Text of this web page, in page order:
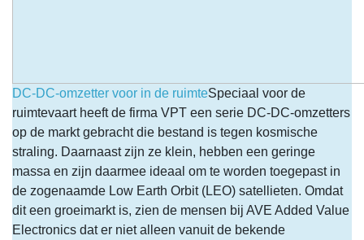
DC-DC-omzetter voor in de ruimteSpeciaal voor de
ruimtevaart heeft de firma VPT een serie DC-DC-omzetters
op de markt gebracht die bestand is tegen kosmische
straling. Daarnaast zijn ze klein, hebben een geringe
massa en zijn daarmee ideaal om te worden toegepast in
de zogenaamde Low Earth Orbit (LEO) satellieten. Omdat
dit een groeimarkt is, zien de mensen bij AVE Added Value
Electronics dat er niet alleen vanuit de bekende